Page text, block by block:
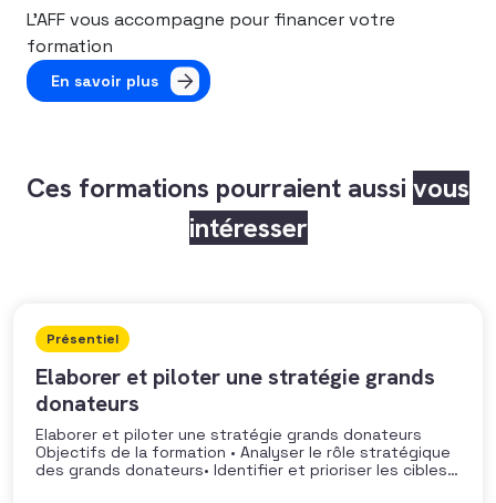
L’AFF vous accompagne pour financer votre
formation
En savoir plus
Ces formations pourraient aussi vous
intéresser
Présentiel
Elaborer et piloter une stratégie grands
donateurs
Elaborer et piloter une stratégie grands donateurs
Objectifs de la formation • Analyser le rôle stratégique
des grands donateurs• Identifier et prioriser les cibles à